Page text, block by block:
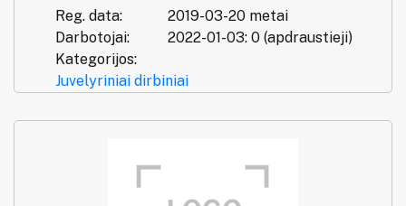
Reg. data:
2019-03-20 metai
Darbotojai:
2022-01-03: 0 (apdraustieji)
Kategorijos:
Juvelyriniai dirbiniai